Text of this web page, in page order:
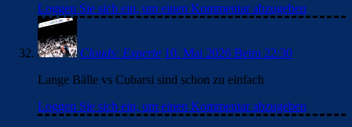
Loggen Sie sich ein, um einen Kommentar abzugeben
Clouds: Experte 10. Mai 2026 Beim 22:30
Lange Bälle vs Cubarsi sind schon zu einfach
Loggen Sie sich ein, um einen Kommentar abzugeben